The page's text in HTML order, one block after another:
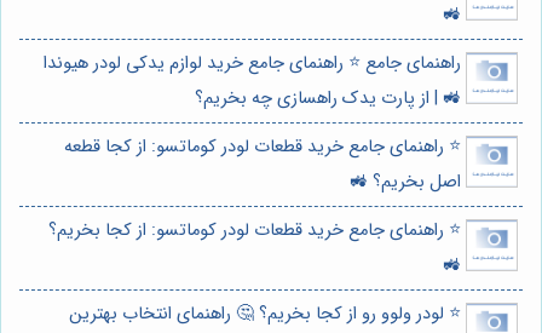
🚜
راهنمای جامع ⭐️ راهنمای جامع خرید لوازم یدکی لودر هیوندا
🚜 | از پارت یدک راهسازی چه بخریم؟
⭐️ راهنمای جامع خرید قطعات لودر کوماتسو: از کجا قطعه
اصل بخریم؟ 🚜
⭐️ راهنمای جامع خرید قطعات لودر کوماتسو: از کجا بخریم؟
🚜
⭐️ لودر ولوو رو از کجا بخریم؟ 🤔 راهنمای انتخاب بهترین